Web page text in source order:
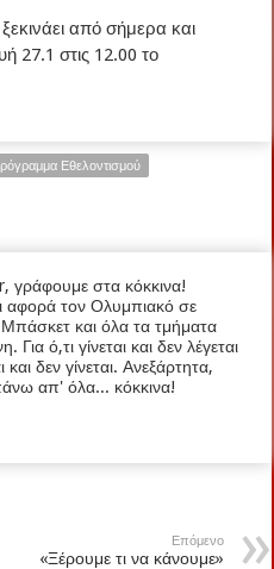
από σήμερα και
27.1 στις 12.00 το
Εθελοντισμού
γράφουμε στα κόκκινα!
αφορά τον Ολυμπιακό σε
και όλα τα τμήματα
Για ό,τι γίνεται και δεν λέγεται
και δεν γίνεται. Ανεξάρτητα,
πάνω απ' όλα... κόκκινα!
Επόμενο
«Ξέρουμε τι να κάνουμε»